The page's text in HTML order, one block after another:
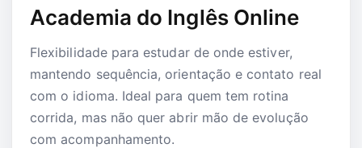
Academia do Inglês Online
Flexibilidade para estudar de onde estiver,
mantendo sequência, orientação e contato real
com o idioma. Ideal para quem tem rotina
corrida, mas não quer abrir mão de evolução
com acompanhamento.